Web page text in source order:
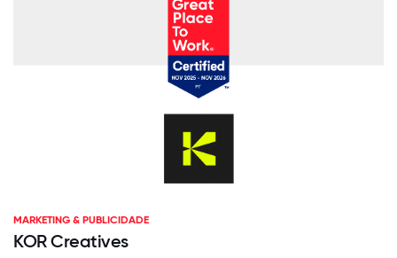
MARKETING & PUBLICIDADE
KOR Creatives